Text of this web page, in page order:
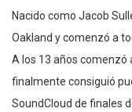
Nacido como Jacob
Oakland y comenzó a
A los 13 años comenzó
finalmente consiguió
SoundCloud de finales